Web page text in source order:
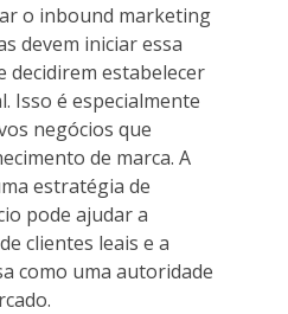
o inbound marketing
devem iniciar essa
decidirem estabelecer
Isso é especialmente
negócios que
de marca. A
estratégia de
pode ajudar a
clientes leais e a
como uma autoridade